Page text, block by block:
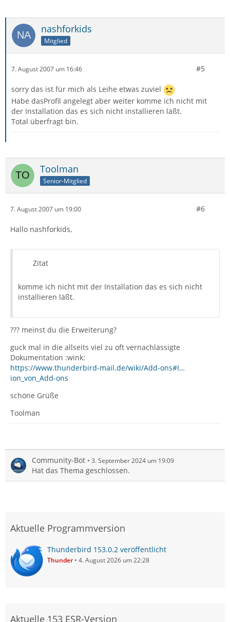
nashforkids
Mitglied
7. August 2007 um 16:46 #5
sorry das ist für mich als Leihe etwas zuviel
Habe dasProfil angelegt aber weiter komme ich nicht mit
der Installation das es sich nicht installieren läßt.
Total überfragt bin.
Toolman
Senior-Mitglied
7. August 2007 um 19:00 #6
Hallo nashforkids,
Zitat
komme ich nicht mit der Installation das es sich nicht
installieren läßt.
??? meinst du die Erweiterung?
guck mal in die allseits viel zu oft vernachlässigte
Dokumentation :wink:
https://www.thunderbird-mail.de/wiki/Add-ons#I…
ion_von_Add-ons
schöne Grüße
Toolman
Community-Bot 3. September 2024 um 19:09
Hat das Thema geschlossen.
Aktuelle Programmversion
Thunderbird 153.0.2 veröffentlicht
Thunder 4. August 2026 um 22:28
Aktuelle 153 ESR-Version